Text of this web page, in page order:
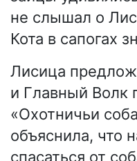
не слышал о
Кота в сапогах
Лисица
и Главный Волк
«Охотничьи
объяснила, что
спасаться от